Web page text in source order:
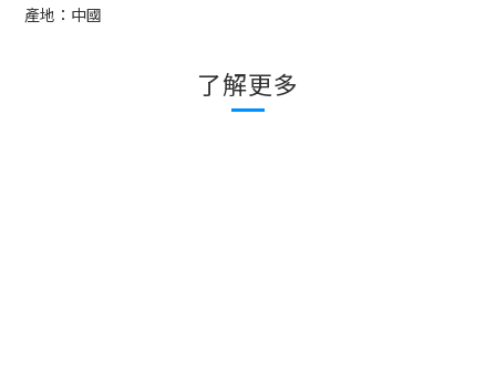
產地：中國
了解更多